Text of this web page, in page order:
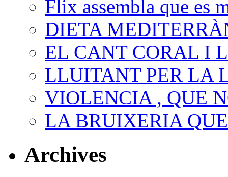
Flix assembla que es
DIETA
EL CANT CORAL I
LLUITANT PER LA
VIOLENCIA , QUE
LA BRUIXERIA
Archives